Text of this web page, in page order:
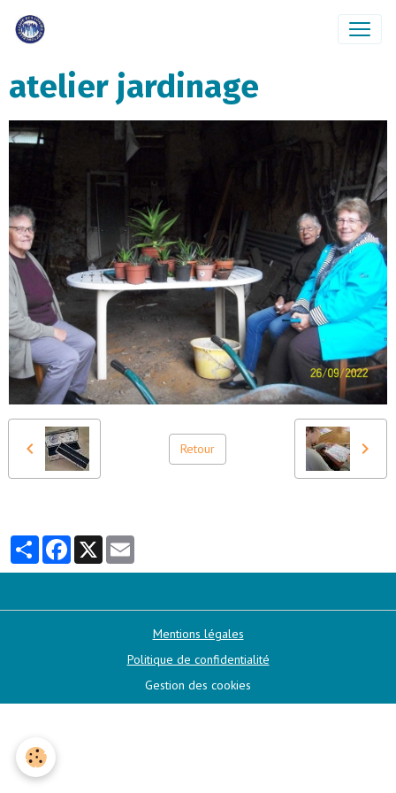
atelier jardinage
Retour
PartagerFacebook
X
Mentions légales
Politique de confidentialité
Gestion des cookies